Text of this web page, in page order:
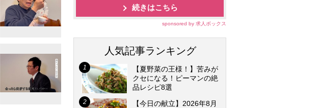
続きはこちら
sponsored by 求人ボックス
人気記事ランキング
【夏野菜の王様！】苦みが
クセになる！ピーマンの絶
品レシピ8選
【今日の献立】2026年8月